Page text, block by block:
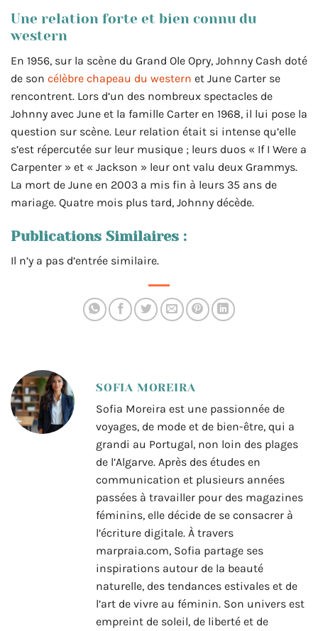
Une relation forte et bien connu du
western
En 1956, sur la scène du Grand Ole Opry, Johnny Cash doté
de son célèbre chapeau du western et June Carter se
rencontrent. Lors d’un des nombreux spectacles de
Johnny avec June et la famille Carter en 1968, il lui pose la
question sur scène. Leur relation était si intense qu’elle
s’est répercutée sur leur musique ; leurs duos « If I Were a
Carpenter » et « Jackson » leur ont valu deux Grammys.
La mort de June en 2003 a mis fin à leurs 35 ans de
mariage. Quatre mois plus tard, Johnny décède.
Publications Similaires :
Il n’y a pas d’entrée similaire.
SOFIA MOREIRA
Sofia Moreira est une passionnée de
voyages, de mode et de bien-être, qui a
grandi au Portugal, non loin des plages
de l’Algarve. Après des études en
communication et plusieurs années
passées à travailler pour des magazines
féminins, elle décide de se consacrer à
l’écriture digitale. À travers
marpraia.com, Sofia partage ses
inspirations autour de la beauté
naturelle, des tendances estivales et de
l’art de vivre au féminin. Son univers est
empreint de soleil, de liberté et de